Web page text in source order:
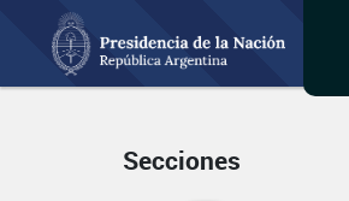
Secciones